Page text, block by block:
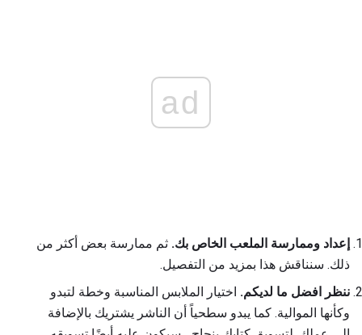
ad
إعداد وممارسة الملعب الخاص بك. ثم ممارسة بعض أكثر من
ذلك. سنناقش هذا بمزيد من التفصيل.
ننظر افضل ما لديكم. اختيار الملابس المناسبة وخطة لتبدو
وكأنها الموالية. كما يبدو سطحياً أن الناشر يشتريك بالإضافة